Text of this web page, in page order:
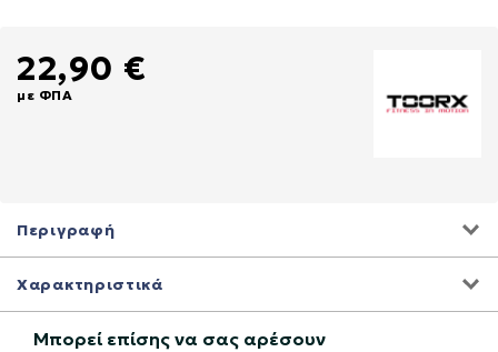
22,90 €
με ΦΠΑ
Περιγραφή
Χαρακτηριστικά
Μπορεί επίσης να σας αρέσουν